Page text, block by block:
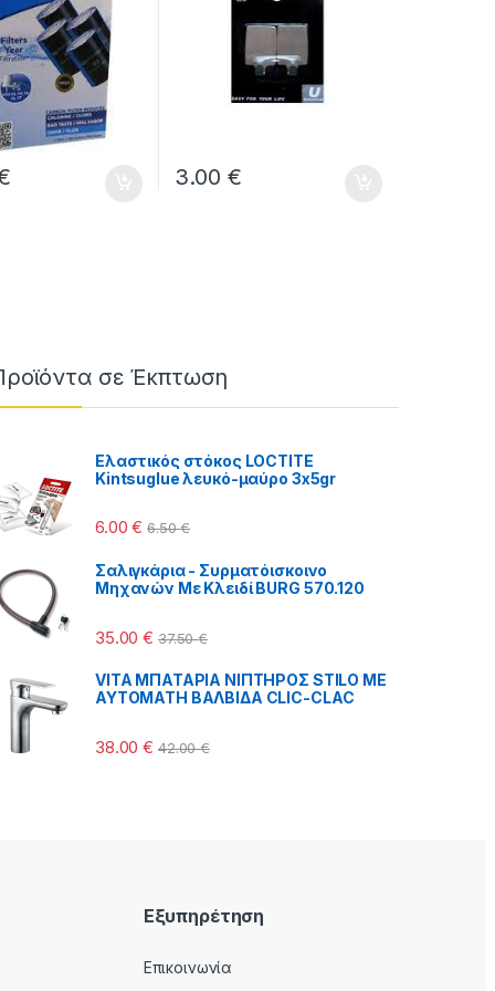
3.00 €
€
σε Έκπτωση
Ελαστικός στόκος LOCTITE
Kintsuglue λευκό-μαύρο 3x5gr
6.00€ 6.50€
Σαλιγκάρια - Συρματόισκοινο
Μηχανών Με Κλειδί BURG 570.120
35.00€ 37.50€
VITA MΠΑΤΑΡΙΑ ΝΙΠΤΗΡΟΣ STILO ΜΕ
ΑΥΤΟΜΑΤΗ ΒΑΛΒΙΔΑ CLIC-CLAC
38.00€ 42.00€
Εξυπηρέτηση
Επικοινωνία